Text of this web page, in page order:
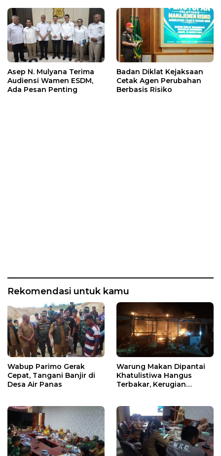
Asep N. Mulyana Terima
Audiensi Wamen ESDM,
Ada Pesan Penting
Badan Diklat Kejaksaan
Cetak Agen Perubahan
Berbasis Risiko
Rekomendasi untuk kamu
Wabup Parimo Gerak
Cepat, Tangani Banjir di
Desa Air Panas
Warung Makan Dipantai
Khatulistiwa Hangus
Terbakar, Kerugian